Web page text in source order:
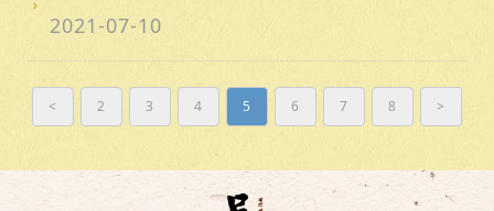
2021-07-10
< 2 3 4 5 6 7 8 >